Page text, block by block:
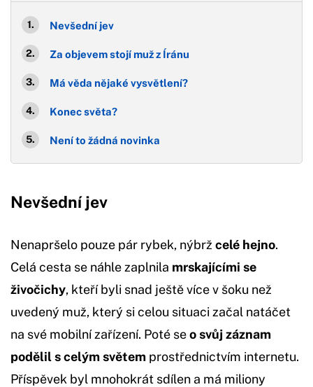
Nevšední jev
Za objevem stojí muž z Íránu
Má věda nějaké vysvětlení?
Konec světa?
Není to žádná novinka
Nevšední jev
Nenapršelo pouze pár rybek, nýbrž celé hejno.
Celá cesta se náhle zaplnila mrskajícími se
živočichy, kteří byli snad ještě více v šoku než
uvedený muž, který si celou situaci začal natáčet
na své mobilní zařízení. Poté seo svůj záznam
podělil s celým světem prostřednictvím internetu.
Příspěvek byl mnohokrát sdílen a má miliony